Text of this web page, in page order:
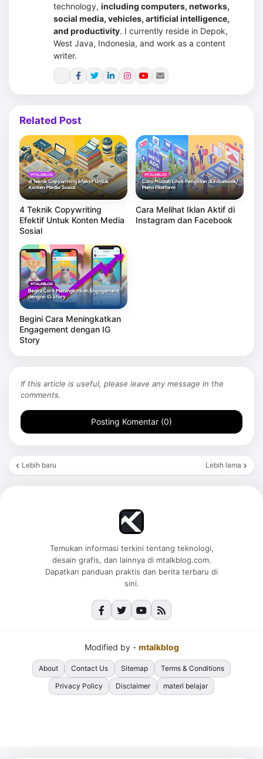
technology, including computers, networks,
social media, vehicles, artificial intelligence,
and productivity. I currently reside in Depok,
West Java, Indonesia, and work as a content
writer.
Related Post
4 Teknik Copywriting
Efektif Untuk Konten Media
Sosial
Cara Melihat Iklan Aktif di
Instagram dan Facebook
Begini Cara Meningkatkan
Engagement dengan IG
Story
If this article is useful, please leave any message in the
comments.
Posting Komentar (0)
Lebih baru Lebih lama
Temukan informasi terkini tentang teknologi,
desain grafis, dan lainnya di mtalkblog.com.
Dapatkan panduan praktis dan berita terbaru di
sini.
Modified by - mtalkblog
About Contact Us Sitemap
Terms & Conditions
Privacy Policy
Disclaimer materi belajar